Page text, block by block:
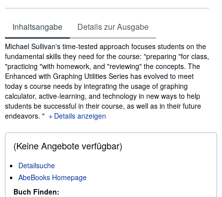
Inhaltsangabe Details zur Ausgabe
Inhaltsangabe
Michael Sullivan's time-tested approach focuses students on the
fundamental skills they need for the course: "preparing "for class,
"practicing "with homework, and "reviewing" the concepts. The
Enhanced with Graphing Utilities Series has evolved to meet
today s course needs by integrating the usage of graphing
calculator, active-learning, and technology in new ways to help
students be successful in their course, as well as in their future
endeavors. "
Details anzeigen
(Keine Angebote verfügbar)
Detailsuche
AbeBooks Homepage
Buch Finden: